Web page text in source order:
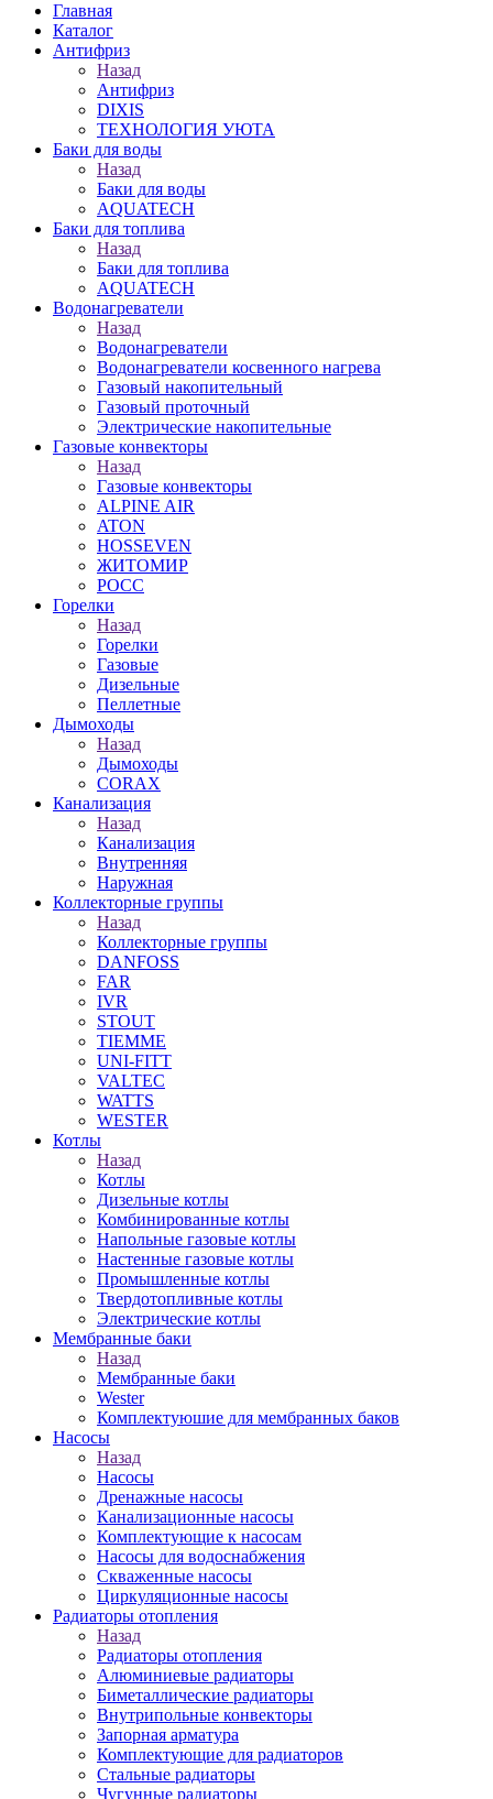
Главная
Каталог
Антифриз
Назад
Антифриз
DIXIS
ТЕХНОЛОГИЯ УЮТА
Баки для воды
Назад
Баки для воды
AQUATECH
Баки для топлива
Назад
Баки для топлива
AQUATECH
Водонагреватели
Назад
Водонагреватели
Водонагреватели косвенного нагрева
Газовый накопительный
Газовый проточный
Электрические накопительные
Газовые конвекторы
Назад
Газовые конвекторы
ALPINE AIR
ATON
HOSSEVEN
ЖИТОМИР
РОСС
Горелки
Назад
Горелки
Газовые
Дизельные
Пеллетные
Дымоходы
Назад
Дымоходы
CORAX
Канализация
Назад
Канализация
Внутренняя
Наружная
Коллекторные группы
Назад
Коллекторные группы
DANFOSS
FAR
IVR
STOUT
TIEMME
UNI-FITT
VALTEC
WATTS
WESTER
Котлы
Назад
Котлы
Дизельные котлы
Комбинированные котлы
Напольные газовые котлы
Настенные газовые котлы
Промышленные котлы
Твердотопливные котлы
Электрические котлы
Мембранные баки
Назад
Мембранные баки
Wester
Комплектуюшие для мембранных баков
Насосы
Назад
Насосы
Дренажные насосы
Канализационные насосы
Комплектующие к насосам
Насосы для водоснабжения
Скваженные насосы
Циркуляционные насосы
Радиаторы отопления
Назад
Радиаторы отопления
Алюминиевые радиаторы
Биметаллические радиаторы
Внутрипольные конвекторы
Запорная арматура
Комплектующие для радиаторов
Стальные радиаторы
Чугунные радиаторы